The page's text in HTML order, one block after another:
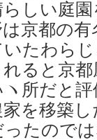
らしい庭
京都の
たわら
ると京
所だと
を移築
ったので